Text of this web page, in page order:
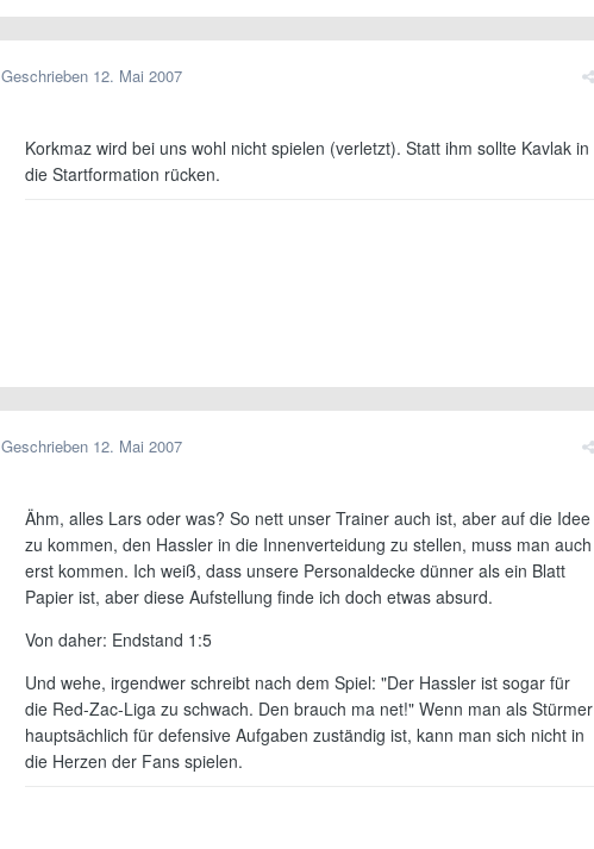
Geschrieben 12. Mai 2007
Korkmaz wird bei uns wohl nicht spielen (verletzt). Statt ihm sollte Kavlak in
die Startformation rücken.
Geschrieben 12. Mai 2007
Ähm, alles Lars oder was? So nett unser Trainer auch ist, aber auf die Idee
zu kommen, den Hassler in die Innenverteidung zu stellen, muss man auch
erst kommen. Ich weiß, dass unsere Personaldecke dünner als ein Blatt
Papier ist, aber diese Aufstellung finde ich doch etwas absurd.
Von daher: Endstand 1:5
Und wehe, irgendwer schreibt nach dem Spiel: "Der Hassler ist sogar für
die Red-Zac-Liga zu schwach. Den brauch ma net!" Wenn man als Stürmer
hauptsächlich für defensive Aufgaben zuständig ist, kann man sich nicht in
die Herzen der Fans spielen.